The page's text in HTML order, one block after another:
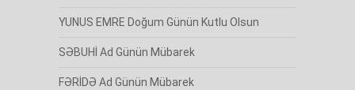
YUNUS EMRE Doğum Günün Kutlu Olsun
SƏBUHİ Ad Günün Mübarek
FƏRİDƏ Ad Günün Mübarek